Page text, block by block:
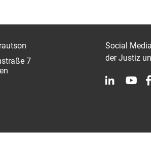
7
Social
der Justiz